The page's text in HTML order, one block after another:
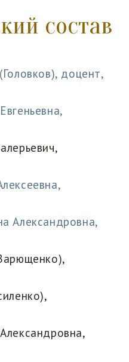
состав
доцент,
Александровна,